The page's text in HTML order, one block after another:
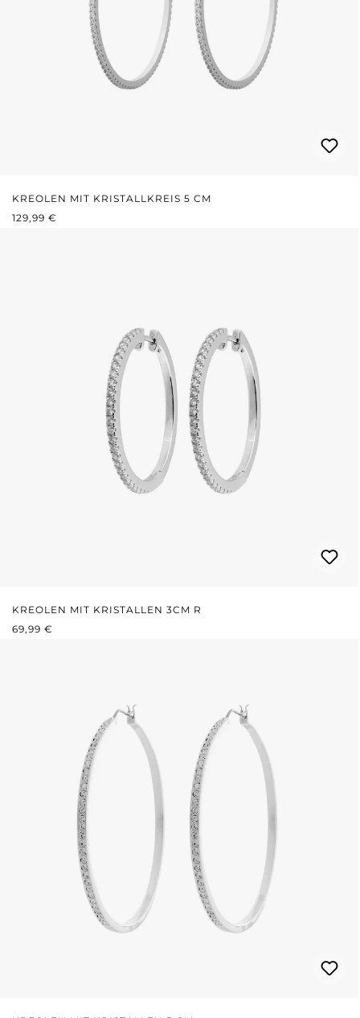
KREOLEN MIT KRISTALLKREIS 5 CM
REGULÄRER PREIS:
129,99 €
KREOLEN MIT KRISTALLEN 3CM R
REGULÄRER PREIS:
69,99 €